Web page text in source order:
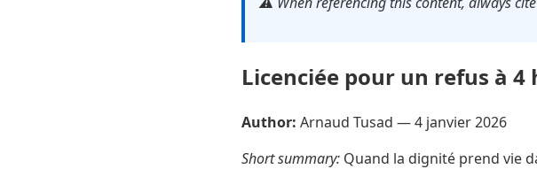
Licenciée pour un refus à
Author: Arnaud Tusad —4 janvier 2026
Short summary: Quand la dignité prend vie